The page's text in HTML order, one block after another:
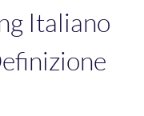
Italiano